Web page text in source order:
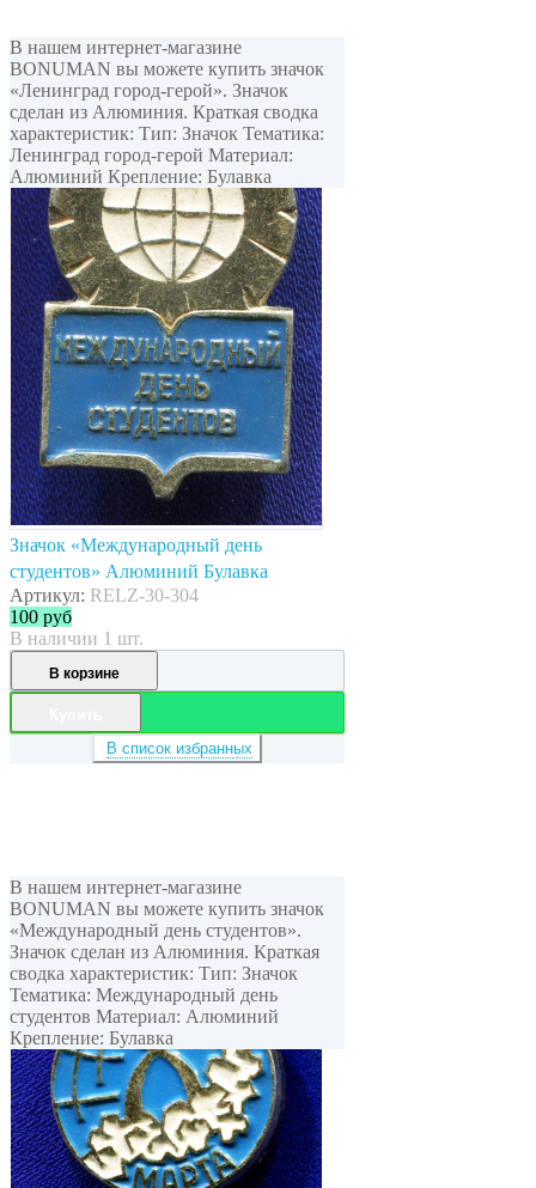
В нашем интернет-магазине
BONUMAN вы можете купить значок
«Ленинград город-герой». Значок
сделан из Алюминия. Краткая сводка
характеристик: Тип: Значок Тематика:
Ленинград город-герой Материал:
Алюминий Крепление: Булавка
Значок «Международный день
студентов» Алюминий Булавка
Артикул: RELZ-30-304
100 руб
В наличии 1 шт.
В корзине
В список избранных
В нашем интернет-магазине
BONUMAN вы можете купить значок
«Международный день студентов».
Значок сделан из Алюминия. Краткая
сводка характеристик: Тип: Значок
Тематика: Международный день
студентов Материал: Алюминий
Крепление: Булавка